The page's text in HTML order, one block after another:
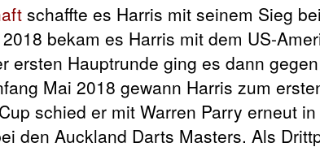
schaffte es Harris mit seinem Sieg
bekam es Harris mit dem US-
ersten Hauptrunde ging es dann gegen
Mai 2018 gewann Harris zum
schied er mit Warren Parry erneut
den Auckland Darts Masters. Als